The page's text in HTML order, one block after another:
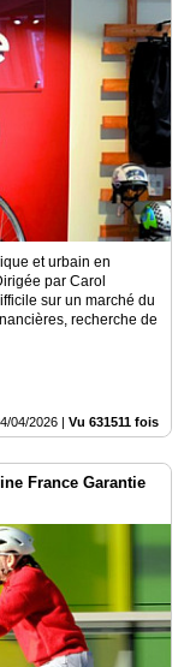
et urbain en
par Carol
sur un marché du
recherche de
04/2026 | Vu 631511 fois
France Garantie